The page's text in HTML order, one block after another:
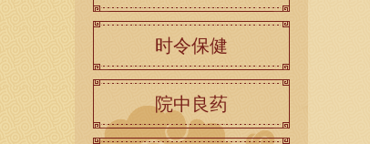
时令保健
院中良药